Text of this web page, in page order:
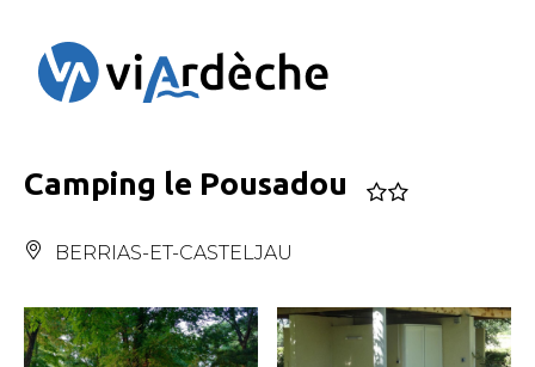
Camping le Pousadou
BERRIAS-ET-CASTELJAU